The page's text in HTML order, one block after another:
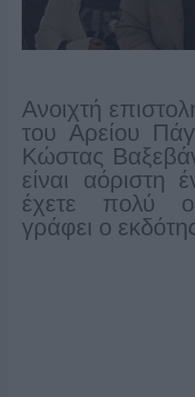
Ανοιχτή
του Αρείου
Κώστας
είναι αόριστη
έχετε πολύ
γράφει ο